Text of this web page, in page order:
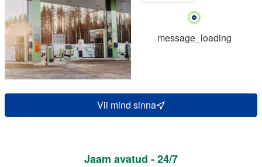
Jaam avatud - 24/7
message_loading
Vii mind sinna